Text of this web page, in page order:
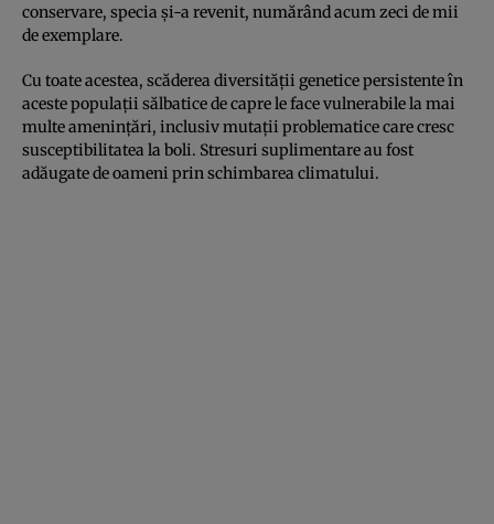
conservare, specia și-a revenit, numărând acum zeci de mii
de exemplare.
Cu toate acestea, scăderea diversității genetice persistente în
aceste populații sălbatice de capre le face vulnerabile la mai
multe amenințări, inclusiv mutații problematice care cresc
susceptibilitatea la boli. Stresuri suplimentare au fost
adăugate de oameni prin schimbarea climatului.